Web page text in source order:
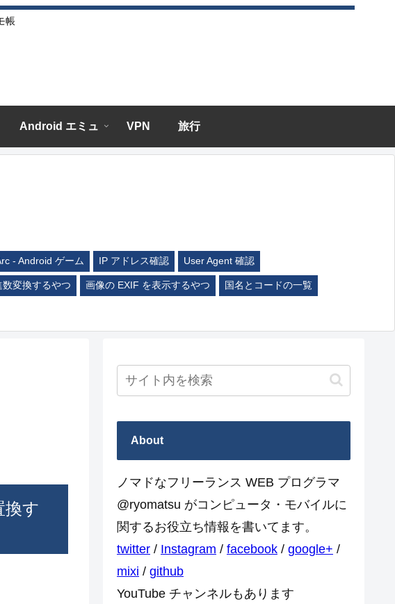
帳
Android エミュ VPN 旅行
- Android ゲーム IP アドレス確認 User Agent 確認
変換するやつ 画像の EXIF を表示するやつ 国名とコードの一覧
換す
About
ノマドなフリーランス WEB プログラマ
@ryomatsu がコンピュータ・モバイルに
関するお役立ち情報を書いてます。
twitter / Instagram / facebook / google+ /
mixi / github
YouTube チャンネルもあります